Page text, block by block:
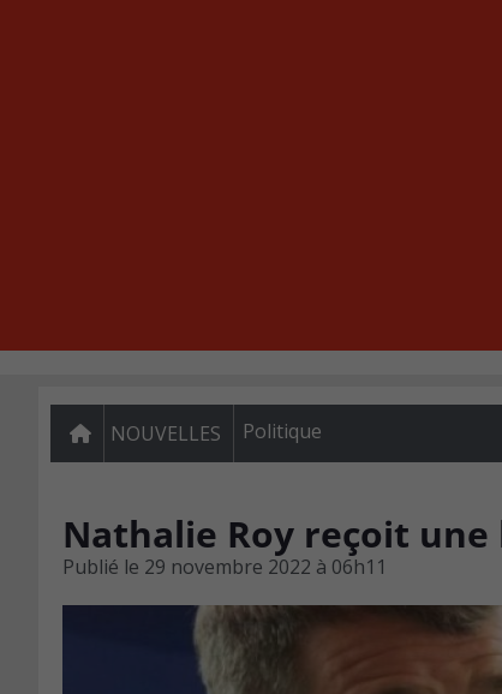
NOUVELLES Politique
Nathalie Roy reçoit une
Publié le 29 novembre 2022 à 06h11